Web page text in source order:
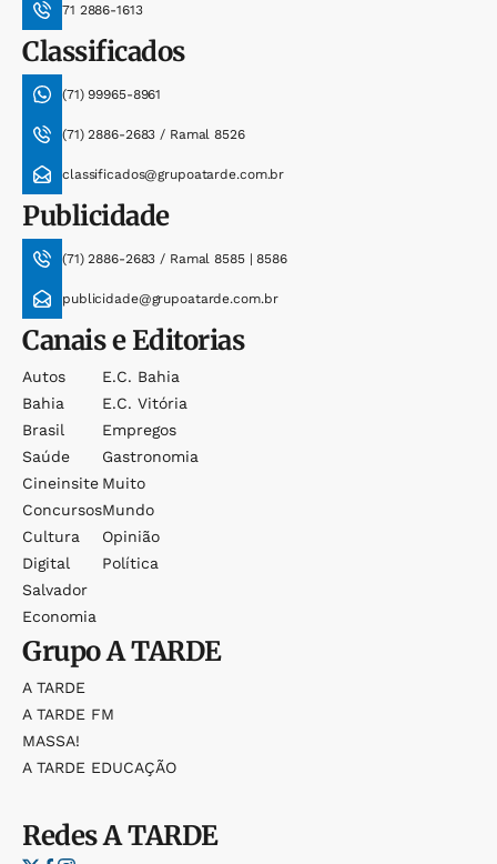
71 2886-1613
Classificados
(71) 99965-8961
(71) 2886-2683 / Ramal 8526
classificados@grupoatarde.com.br
Publicidade
(71) 2886-2683 / Ramal 8585 | 8586
publicidade@grupoatarde.com.br
Canais e Editorias
Autos
Bahia
Brasil
Saúde
Cineinsite
Concursos
Cultura
Digital
Salvador
Economia
E.c. Bahia
E.c. Vitória
Empregos
Gastronomia
Muito
Mundo
Opinião
Política
GrupoA TARDE
A TARDE
A TARDE FM
MASSA!
A TARDE EDUCAÇÃO
RedesA TARDE